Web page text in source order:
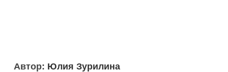
Автор: Юлия Зурилина